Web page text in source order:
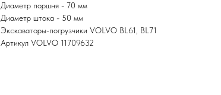
Диаметр поршня - 70 мм
Диаметр штока - 50 мм
Экскаваторы-погрузчики VOLVO BL61, BL71
Артикул VOLVO 11709632